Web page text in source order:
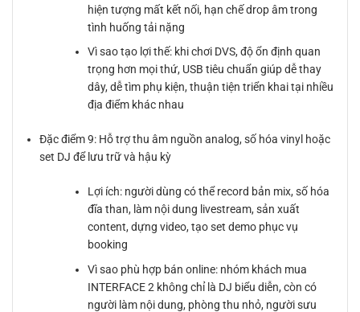
hiện tượng mất kết nối, hạn chế drop âm trong
tình huống tải nặng
Vì sao tạo lợi thế: khi chơi DVS, độ ổn định quan
trọng hơn mọi thứ, USB tiêu chuẩn giúp dễ thay
dây, dễ tìm phụ kiện, thuận tiện triển khai tại nhiều
địa điểm khác nhau
Đặc điểm 9: Hỗ trợ thu âm nguồn analog, số hóa vinyl hoặc
set DJ để lưu trữ và hậu kỳ
Lợi ích: người dùng có thể record bản mix, số hóa
đĩa than, làm nội dung livestream, sản xuất
content, dựng video, tạo set demo phục vụ
booking
Vì sao phù hợp bán online: nhóm khách mua
INTERFACE 2 không chỉ là DJ biểu diễn, còn có
người làm nội dung, phòng thu nhỏ, người sưu